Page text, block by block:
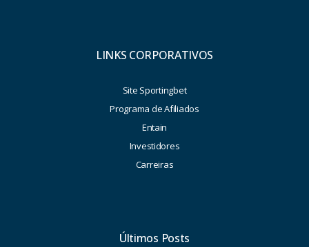
LINKS CORPORATIVOS
Site Sportingbet
Programa de Afiliados
Entain
Investidores
Carreiras
Últimos Posts